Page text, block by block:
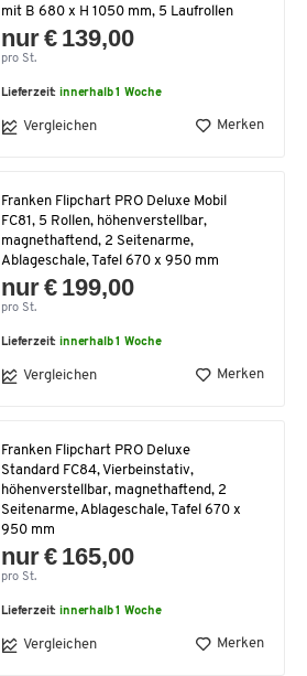
mit B 680 x H 1050 mm, 5 Laufrollen
nur € 139,00
pro St.
Lieferzeit:innerhalb 1 Woche
Vergleichen Merken
Franken Flipchart PRO Deluxe Mobil
FC81, 5 Rollen, höhenverstellbar,
magnethaftend, 2 Seitenarme,
Ablageschale, Tafel 670 x 950 mm
nur € 199,00
pro St.
Lieferzeit:innerhalb 1 Woche
Vergleichen Merken
Franken Flipchart PRO Deluxe
Standard FC84, Vierbeinstativ,
höhenverstellbar, magnethaftend, 2
Seitenarme, Ablageschale, Tafel 670 x
950 mm
nur € 165,00
pro St.
Lieferzeit:innerhalb 1 Woche
Vergleichen Merken